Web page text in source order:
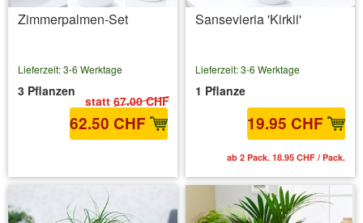
Zimmerpalmen-Set
statt 67.00 CHF
Lieferzeit: 3-6 Werktage
3 Pflanzen
62.50 CHF
Sansevieria 'Kirkii'
Lieferzeit: 3-6 Werktage
1 Pflanze
19.95 CHF
ab 2 Pack. 18.95 CHF / Pack.